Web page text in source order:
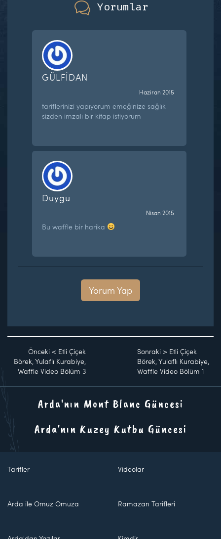
Yorumlar
GÜLFİDAN
Haziran 2015
tariflerinizi yapıyorum emeğinize sağlık
sizden imzalı bir kitap istiyorum
Duygu
Nisan 2015
Bu waffle bir harika
Yorum Yap
Önceki < Etli Çiçek
Börek, Yulaflı Kurabiye,
Waffle Video Bölüm 3
Sonraki > Etli Çiçek
Börek, Yulaflı Kurabiye,
Waffle Video Bölüm 1
Arda'nın Mont Blanc Güncesi
Arda'nın Kuzey Kutbu Güncesi
Tarifler Videolar
Arda ile Omuz Omuza Ramazan Tarifleri